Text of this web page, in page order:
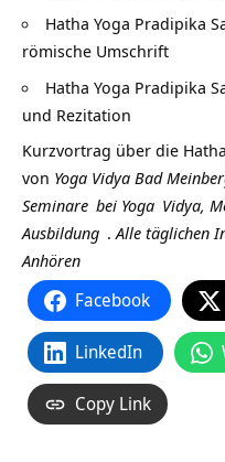
Hatha Yoga Pradipika
römische Umschrift
Hatha Yoga Pradipika
und Rezitation
Kurzvortrag über die
von Yoga Vidya Bad
Seminare bei Yoga Vidya,
Ausbildung .Alle täglichen
Anhören
Facebook
LinkedIn
Copy Link